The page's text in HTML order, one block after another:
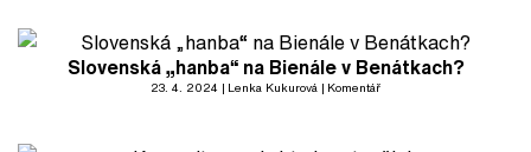
Slovenská „hanba“ na Bienále v Benátkach?
23. 4. 2024 Lenka Kukurová Komentář